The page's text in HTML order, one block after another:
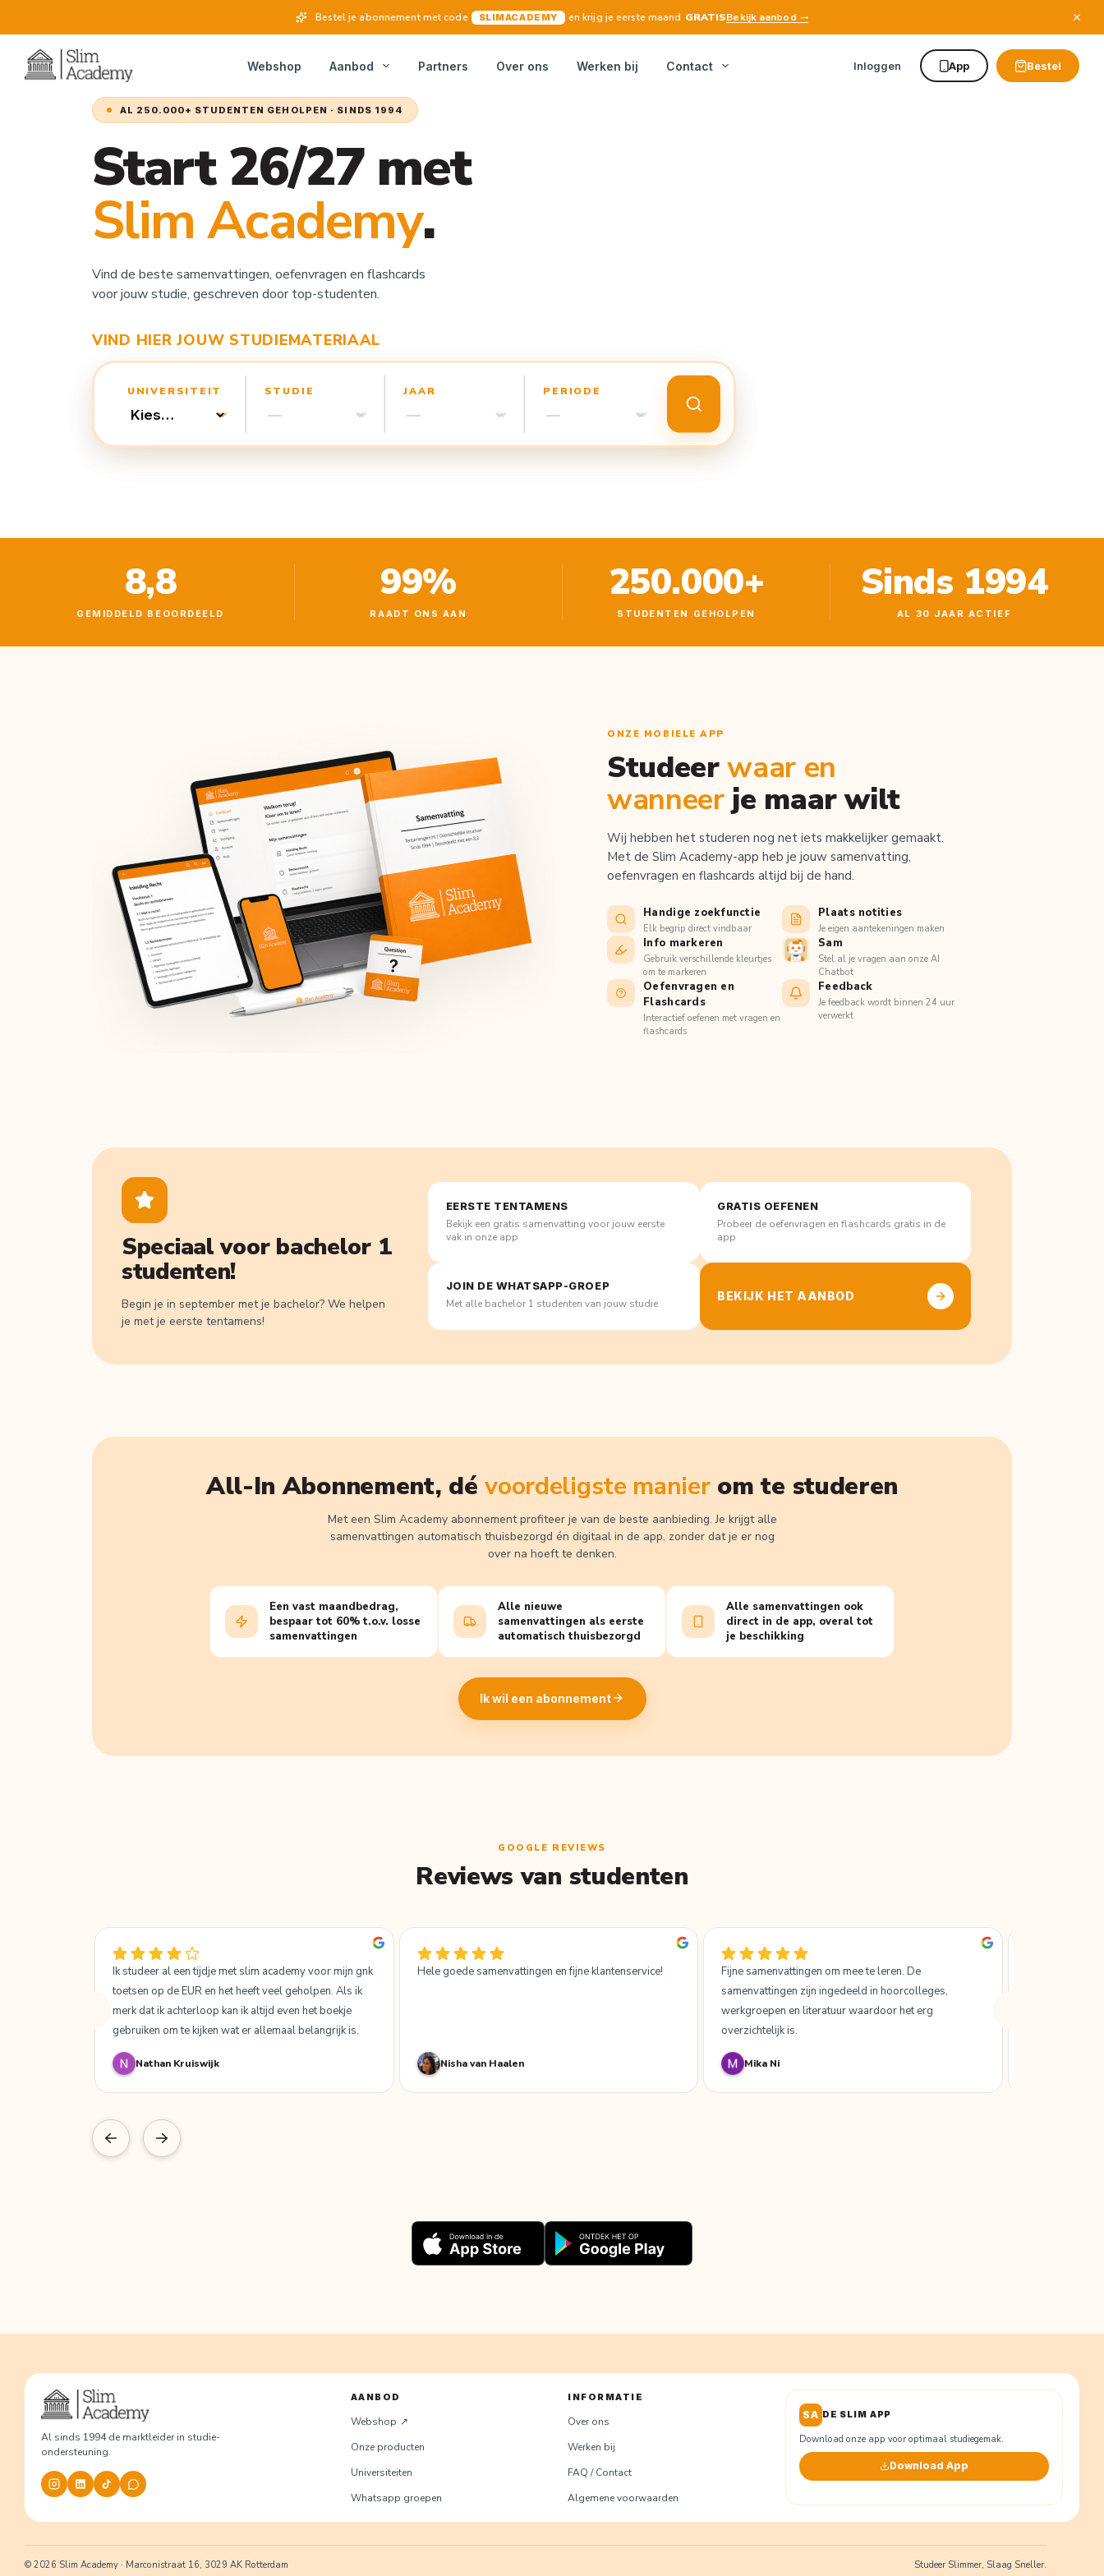
Bestel je abonnement met code SLIMACADEMY en krijg je eerste maand GRATISBekijk aanbod
Webshop Aanbod Partners Over ons Werken bij Contact Inloggen App Bestel
AL 250.000+ STUDENTEN GEHOLPEN · SINDS 1994
Start 26/27 met
Slim Academy.
Vind de beste samenvattingen, oefenvragen en flashcards
voor jouw studie, geschreven door top-studenten.
VIND HIER JOUW STUDIEMATERIAAL
UNIVERSITEIT STUDIE JAAR PERIODE
8,8
GEMIDDELD BEOORDEELD
99%
RAADT ONS AAN
250.000+
STUDENTEN GEHOLPEN
Sinds 1994
AL 30 JAAR ACTIEF
ONZE MOBIELE APP
Studeerwaar en
wanneerje maar wilt
Wij hebben het studeren nog net iets makkelijker gemaakt.
Met de Slim Academy-app heb je jouw samenvatting,
oefenvragen en flashcards altijd bij de hand.
Handige zoekfunctie
Elk begrip direct vindbaar
Plaats notities
Je eigen aantekeningen maken
Info markeren
Gebruik verschillende kleurtjes
om te markeren
Sam
Stel al je vragen aan onze AI
Chatbot
Oefenvragen en
Flashcards
Interactief oefenen met vragen en
flashcards
Feedback
Je feedback wordt binnen 24 uur
verwerkt
Speciaal voor bachelor 1
studenten!
Begin je in september met je bachelor? We helpen
je met je eerste tentamens!
EERSTE TENTAMENS
Bekijk een gratis samenvatting voor jouw eerste
vak in onze app
GRATIS OEFENEN
Probeer de oefenvragen en flashcards gratis in de
app
JOIN DE WHATSAPP-GROEP
Met alle bachelor 1 studenten van jouw studie
BEKIJK HET AANBOD
All-In Abonnement, dévoordeligste manierom te studeren
Met een Slim Academy abonnement profiteer je van de beste aanbieding. Je krijgt alle
samenvattingen automatisch thuisbezorgd én digitaal in de app, zonder dat je er nog
over na hoeft te denken.
Een vast maandbedrag,
bespaar tot 60% t.o.v. losse
samenvattingen
Alle nieuwe
samenvattingen als eerste
automatisch thuisbezorgd
Alle samenvattingen ook
direct in de app, overal tot
je beschikking
Ik wil een abonnement
GOOGLE REVIEWS
Reviews van studenten
Nathan Kruiswijk
Ik studeer al een tijdje met slim academy voor mijn gnk
toetsen op de EUR en het heeft veel geholpen. Als ik
merk dat ik achterloop kan ik altijd even het boekje
gebruiken om te kijken wat er allemaal belangrijk is.
Het blijft uiteindelijk wel een samenvatting dus je krijgt
niet elke detail erop maar al met al is het een goede
aanvulling op de stof
Nisha van Haalen
Hele goede samenvattingen en fijne klantenservice!
Mika Ni
Fijne samenvattingen om mee te leren. De
samenvattingen zijn ingedeeld in hoorcolleges,
werkgroepen en literatuur waardoor het erg
overzichtelijk is.
Al sinds 1994 de marktleider in studie-
ondersteuning.
AANBOD
Webshop
Onze producten
Universiteiten
Whatsapp groepen
INFORMATIE
Over ons
Werken bij
FAQ / Contact
Algemene voorwaarden
SA DE SLIM APP
Download onze app voor optimaal studiegemak.
Download App
© 2026 Slim Academy · Marconistraat 16, 3029 AK Rotterdam Studeer Slimmer, Slaag Sneller.